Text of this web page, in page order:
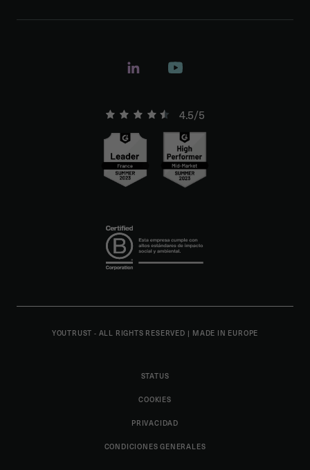
4.5/5
YOUTRUST - ALL RIGHTS RESERVED | MADE IN EUROPE
STATUS
COOKIES
PRIVACIDAD
CONDICIONES GENERALES